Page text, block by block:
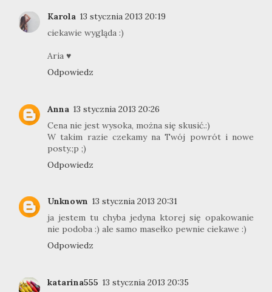
Karola 13 stycznia 2013 20:19
ciekawie wygląda :)
Aria ♥
Odpowiedz
Anna 13 stycznia 2013 20:26
Cena nie jest wysoka, można się skusić.:)
W takim razie czekamy na Twój powrót i nowe
posty.;p ;)
Odpowiedz
Unknown 13 stycznia 2013 20:31
ja jestem tu chyba jedyna ktorej się opakowanie
nie podoba :) ale samo masełko pewnie ciekawe :)
Odpowiedz
katarina555 13 stycznia 2013 20:35